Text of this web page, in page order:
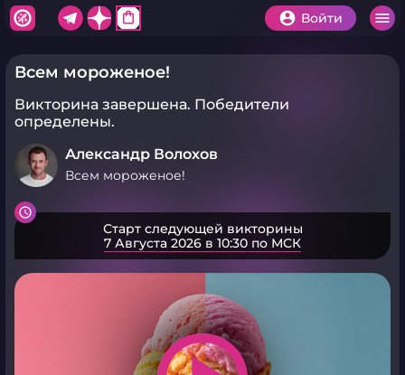
shopping_bag Войти
Всем мороженое!
Викторина завершена. Победители
определены.
Александр Волохов
Всем мороженое!
Старт следующей викторины
7 Августа 2026 в 10:30 по МСК